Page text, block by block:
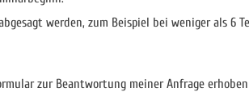
werden, zum Beispiel bei weniger als 6
zur Beantwortung meiner Anfrage